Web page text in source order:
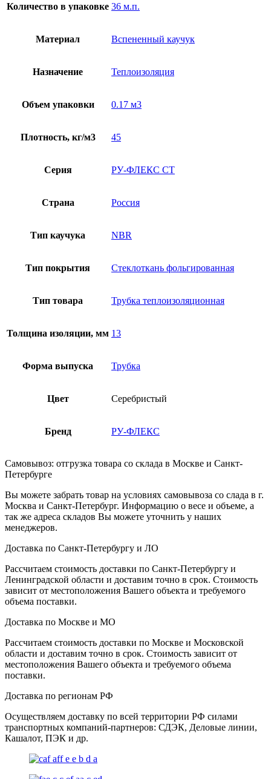
Количество в упаковке 36 м.п.
Материал Вспененный каучук
Назначение Теплоизоляция
Объем упаковки 0.17 м3
Плотность, кг/м3 45
Серия РУ-ФЛЕКС СТ
Страна Россия
Тип каучука NBR
Тип покрытия Стеклоткань фольгированная
Тип товара Трубка теплоизоляционная
Толщина изоляции, мм 13
Форма выпуска Трубка
Цвет Серебристый
Бренд РУ-ФЛЕКС
Самовывоз: отгрузка товара со склада в Москве и Санкт-
Петербурге
Вы можете забрать товар на условиях самовывоза со слада в г.
Москва и Санкт-Петербург. Информацию о весе и объеме, а
так же адреса складов Вы можете уточнить у наших
менеджеров.
Доставка по Санкт-Петербургу и ЛО
Рассчитаем стоимость доставки по Санкт-Петербургу и
Ленинградской области и доставим точно в срок. Стоимость
зависит от местоположения Вашего объекта и требуемого
объема поставки.
Доставка по Москве и МО
Рассчитаем стоимость доставки по Москве и Московской
области и доставим точно в срок. Стоимость зависит от
местоположения Вашего объекта и требуемого объема
поставки.
Доставка по регионам РФ
Осуществляем доставку по всей территории РФ силами
транспортных компаний-партнеров: СДЭК, Деловые линии,
Кашалот, ПЭК и др.